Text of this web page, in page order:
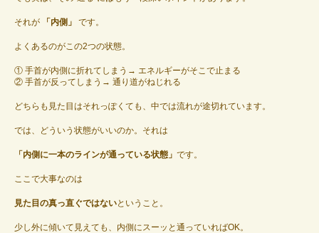
それが 「内側」 です。
よくあるのがこの2つの状態。
① 手首が内側に折れてしまう→ エネルギーがそこで止まる
② 手首が反ってしまう→ 通り道がねじれる
どちらも見た目はそれっぽくても、中では流れが途切れています。
では、どういう状態がいいのか。それは
「内側に一本のラインが通っている状態」です。
ここで大事なのは
見た目の真っ直ぐではないということ。
少し外に傾いて見えても、内側にスーッと通っていればOK。